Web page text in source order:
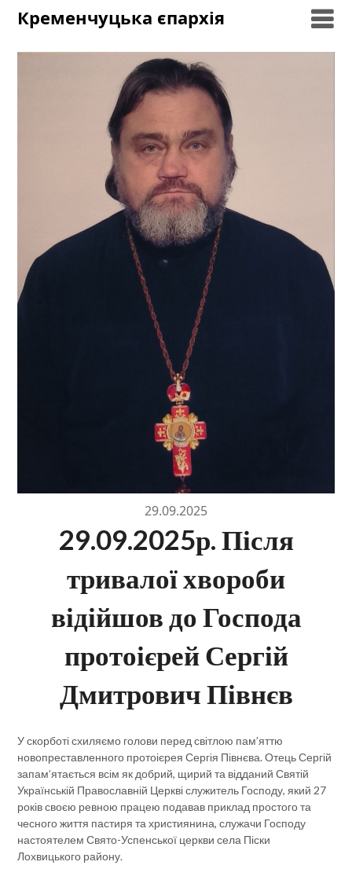
SkipКременчуцька єпархія
29.09.2025
29.09.2025р. Після
тривалої хвороби
відійшов до Господа
протоієрей Сергій
Дмитрович Півнєв
У скорботі схиляємо голови перед світлою пам’яттю
новопреставленного протоієрея Сергія Півнєва. Отець Сергій
запам’ятається всім як добрий, щирий та відданий Святій
Українській Православній Церкві служитель Господу, який 27
років своєю ревною працею подавав приклад простого та
чесного життя пастиря та християнина, служачи Господу
настоятелем Свято-Успенської церкви села Піски
Лохвицького району.